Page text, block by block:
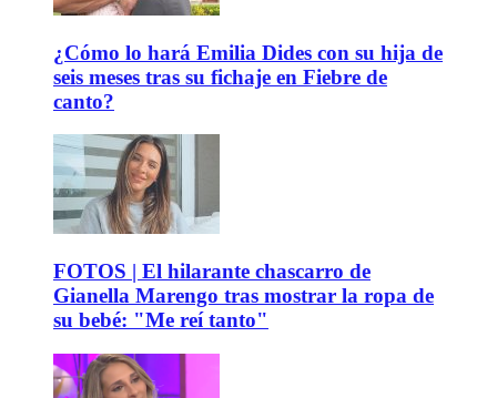
¿Cómo lo hará Emilia Dides con su hija de
seis meses tras su fichaje en Fiebre de
canto?
FOTOS | El hilarante chascarro de
Gianella Marengo tras mostrar la ropa de
su bebé: "Me reí tanto"